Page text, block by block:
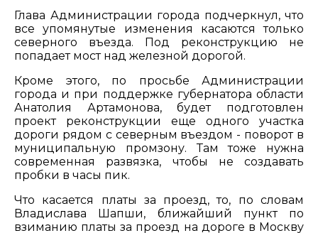
Глава Администрации города подчеркнул, что
все упомянутые изменения касаются только
северного въезда. Под реконструкцию не
попадает мост над железной дорогой.
Кроме этого, по просьбе Администрации
города и при поддержке губернатора области
Анатолия Артамонова, будет подготовлен
проект реконструкции еще одного участка
дороги рядом с северным въездом - поворот в
муниципальную промзону. Там тоже нужна
современная развязка, чтобы не создавать
пробки в часы пик.
Что касается платы за проезд, то, по словам
Владислава Шапши, ближайший пункт по
взиманию платы за проезд на дороге в Москву